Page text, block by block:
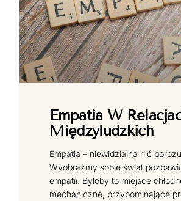
Empatia W
Międzyludzkich
Empatia – niewidzialna nić
Wyobraźmy sobie świat
empatii. Byłoby to miejsce
mechaniczne, przypominające